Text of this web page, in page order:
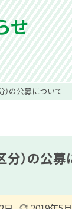
せ
）の公募について
）の公募